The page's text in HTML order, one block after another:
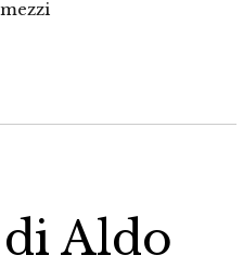
Aldo